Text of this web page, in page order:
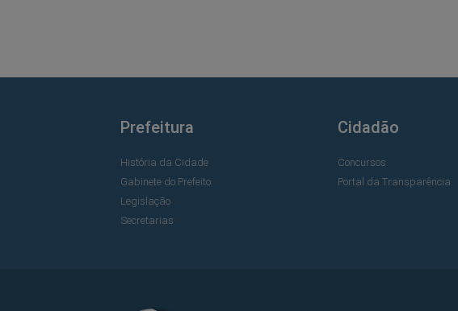
Prefeitura
História da Cidade
Gabinete do Prefeito
Legislação
Secretarias
Cidadão
Concursos
Portal da Transparência